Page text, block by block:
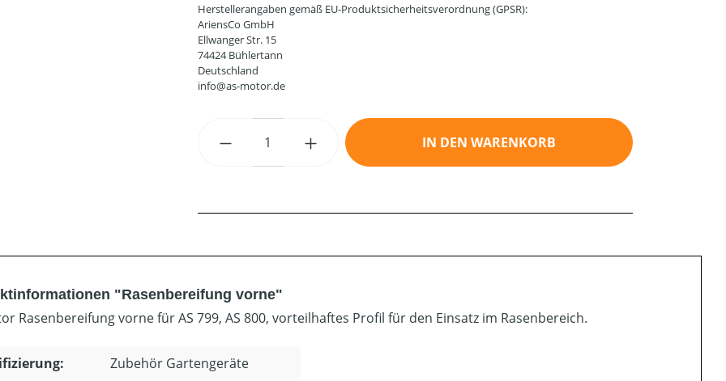
Herstellerangaben gemäß EU-Produktsicherheitsverordnung (GPSR):
AriensCo GmbH
Ellwanger Str. 15
74424 Bühlertann
Deutschland
info@as-motor.de
Produkt Anzahl: Gib den gewünschten Wert ein oder
IN DEN WARENKORB
"Rasenbereifung vorne"
Rasenbereifung vorne für AS 799, AS 800, vorteilhaftes Profil für den Einsatz im Rasenbereich.
Zubehör Gartengeräte